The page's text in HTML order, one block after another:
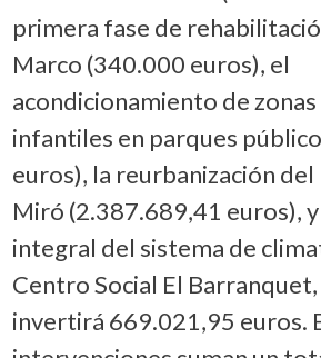
primera fase de
Marco (340.000 euros), el
acondicionamiento de
infantiles en parques
euros), la reurbanización del
Miró (2.387.689,41 euros),
integral del sistema de
Centro Social El Barranquet,
invertirá 669.021,95 euros.